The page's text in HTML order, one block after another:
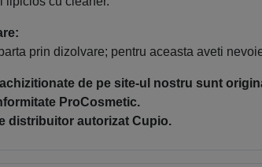
prin dizolvare; pentru aceasta aveti
de pe site-ul nostru sunt
ProCosmetic.
distribuitor autorizat Cupio.